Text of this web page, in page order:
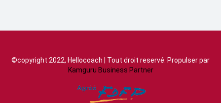
©copyright 2022, Hellocoach | Tout droit reservé. Propulser par
Kamguru Business Partner